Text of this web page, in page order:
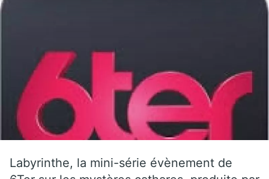
Labyrinthe, la mini-série évènement de